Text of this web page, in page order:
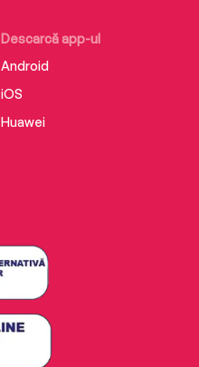
Descarcă app-ul
Android
iOS
Huawei